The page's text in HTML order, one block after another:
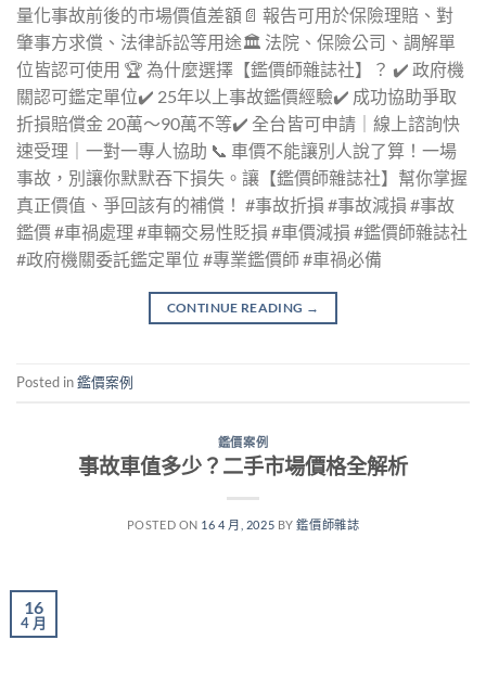
量化事故前後的市場價值差額📄 報告可用於保險理賠、對
肇事方求償、法律訴訟等用途🏛️ 法院、保險公司、調解單
位皆認可使用 🏆 為什麼選擇【鑑價師雜誌社】？ ✔️ 政府機
關認可鑑定單位✔️ 25年以上事故鑑價經驗✔️ 成功協助爭取
折損賠償金 20萬～90萬不等✔️ 全台皆可申請｜線上諮詢快
速受理｜一對一專人協助 📞 車價不能讓別人說了算！一場
事故，別讓你默默吞下損失。讓【鑑價師雜誌社】幫你掌握
真正價值、爭回該有的補償！ #事故折損 #事故減損 #事故
鑑價 #車禍處理 #車輛交易性貶損 #車價減損 #鑑價師雜誌社
#政府機關委託鑑定單位 #專業鑑價師 #車禍必備
CONTINUE READING →
Posted in鑑價案例
鑑價案例
事故車值多少？二手市場價格全解析
POSTED ON 16 4 月, 2025 BY鑑價師雜誌
16
4 月